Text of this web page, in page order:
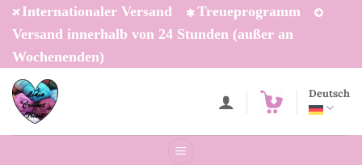
Zum
Inhalt
springen
Internationaler Versand
Treueprogramm
Versand innerhalb von 24 Stunden (außer an
Wochenenden)
Deutsch